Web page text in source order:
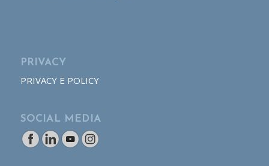
PRIVACY
PRIVACY E POLICY
SOCIAL MEDIA